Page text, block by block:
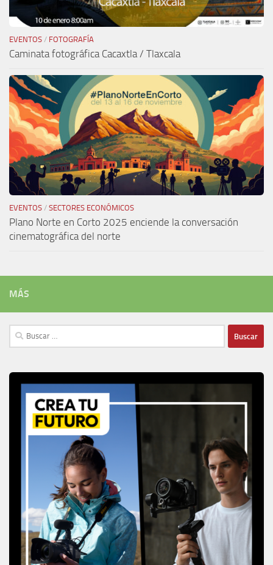
EVENTOS / FOTOGRAFÍA
Caminata fotográfica Cacaxtla / Tlaxcala
EVENTOS / SECTORES ECONÓMICOS
Plano Norte en Corto 2025 enciende la conversación
cinematográfica del norte
MÁS
Buscar: